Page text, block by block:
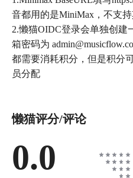
音都用的是MiniMax，不支
2.懒猫OIDC登录会单独创建
箱密码为
都需要消耗积分，但是积分
员分配
懒猫评分/评论
0.0